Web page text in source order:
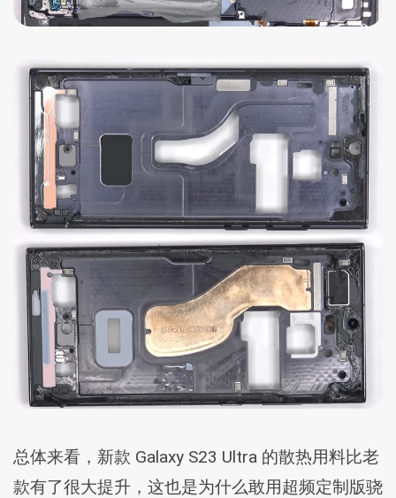
总体来看，新款 Galaxy S23 Ultra 的散热用料比老
款有了很大提升，这也是为什么敢用超频定制版骁